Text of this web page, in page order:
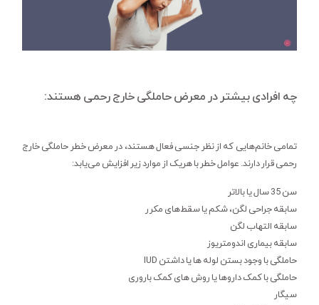
چه افرادی بیشتر در معرض حاملگی خارج رحمی هستند:
تمامی خانم‌هایی که از نظر جنسی فعال هستند، در معرض خطر حاملگی خارج
رحمی قرار دارند. عوامل خطر با هریک از موارد زیر افزایش می‌یابد:
سن 35 سال یا بالاتر
سابقه جراحی لگن، شکم یا سقط‌های مکرر
سابقه التهاب لگن
سابقه بیماری اندومتریوز
حاملگی با وجود بستن لوله ها یا داشتن IUD
حاملگی با کمک داروها یا روش های کمک باروری
سیگار